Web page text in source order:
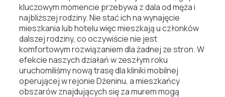
kluczowym momencie przebywa z dala od męża i
najbliższej rodziny. Nie stać ich na wynajęcie
mieszkania lub hotelu więc mieszkają u członków
dalszej rodziny, co oczywiście nie jest
komfortowym rozwiązaniem dla żadnej ze stron. W
efekcie naszych działań w zeszłym roku
uruchomiliśmy nową trasę dla kliniki mobilnej
operującej w rejonie Dżeninu, a mieszkańcy
obszarów znajdujących się za murem mogą